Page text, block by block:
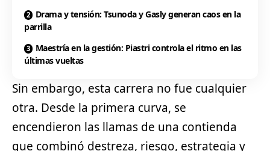
Drama y tensión: Tsunoda y Gasly generan caos en la
parrilla
Maestría en la gestión: Piastri controla el ritmo en las
últimas vueltas
Sin embargo, esta carrera no fue cualquier
otra. Desde la primera curva, se
encendieron las llamas de una contienda
que combinó destreza, riesgo, estrategia y